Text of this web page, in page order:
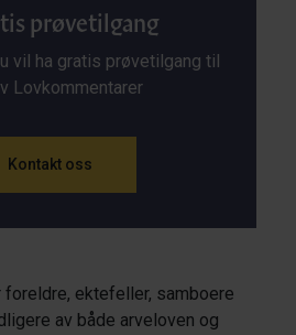
prøvetilgang
vil ha gratis prøvetilgang til
Lovkommentarer
Kontakt oss
foreldre, ektefeller, samboere
av både arveloven og